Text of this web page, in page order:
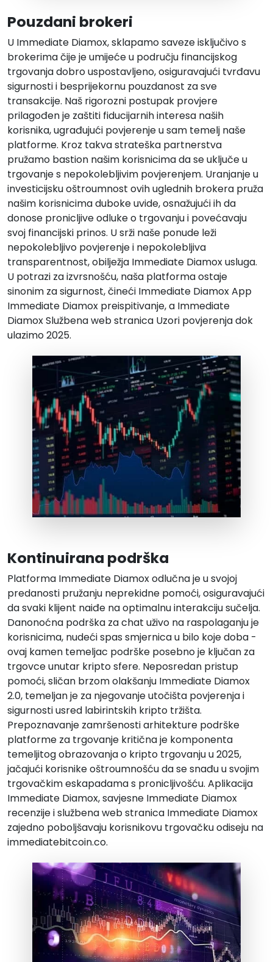
Pouzdani brokeri
U Immediate Diamox, sklapamo saveze isključivo s
brokerima čije je umijeće u području financijskog
trgovanja dobro uspostavljeno, osiguravajući tvrđavu
sigurnosti i besprijekornu pouzdanost za sve
transakcije. Naš rigorozni postupak provjere
prilagođen je zaštiti fiducijarnih interesa naših
korisnika, ugrađujući povjerenje u sam temelj naše
platforme. Kroz takva strateška partnerstva
pružamo bastion našim korisnicima da se uključe u
trgovanje s nepokolebljivim povjerenjem. Uranjanje u
investicijsku oštroumnost ovih uglednih brokera pruža
našim korisnicima duboke uvide, osnažujući ih da
donose pronicljive odluke o trgovanju i povećavaju
svoj financijski prinos. U srži naše ponude leži
nepokolebljivo povjerenje i nepokolebljiva
transparentnost, obilježja Immediate Diamoxusluga.
U potrazi za izvrsnošću, naša platforma ostaje
sinonim za sigurnost, čineći Immediate DiamoxApp
Immediate Diamox preispitivanje, a Immediate
DiamoxSlužbena web stranica Uzori povjerenja dok
ulazimo2025.
Kontinuirana podrška
Platforma Immediate Diamox odlučna je u svojoj
predanosti pružanju neprekidne pomoći, osiguravajući
da svaki klijent naiđe na optimalnu interakciju sučelja.
Danonoćna podrška za chat uživo na raspolaganju je
korisnicima, nudeći spas smjernica u bilo koje doba -
ovaj kamen temeljac podrške posebno je ključan za
trgovce unutar kripto sfere. Neposredan pristup
pomoći, sličan brzom olakšanju Immediate Diamox
2.0, temeljan je za njegovanje utočišta povjerenja i
sigurnosti usred labirintskih kripto tržišta.
Prepoznavanje zamršenosti arhitekture podrške
platforme za trgovanje kritična je komponenta
temeljitog obrazovanja o kripto trgovanju u 2025,
jačajući korisnike oštroumnošću da se snađu u svojim
trgovačkim eskapadama s pronicljivošću. Aplikacija
Immediate Diamox, savjesne Immediate Diamox
recenzije i službena web stranica Immediate Diamox
zajedno poboljšavaju korisnikovu trgovačku odiseju na
immediatebitcoin.co.